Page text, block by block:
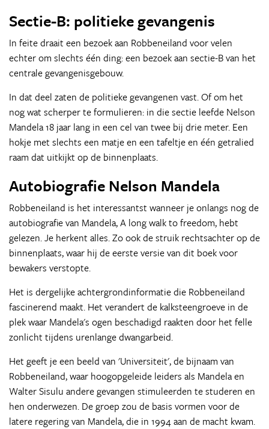
Sectie-B: politieke gevangenis
In feite draait een bezoek aan Robbeneiland voor velen
echter om slechts één ding: een bezoek aan sectie-B van het
centrale gevangenisgebouw.
In dat deel zaten de politieke gevangenen vast. Of om het
nog wat scherper te formulieren: in die sectie leefde Nelson
Mandela 18 jaar lang in een cel van twee bij drie meter. Een
hokje met slechts een matje en een tafeltje en één getralied
raam dat uitkijkt op de binnenplaats.
Autobiografie Nelson Mandela
Robbeneiland is het interessantst wanneer je onlangs nog de
autobiografie van Mandela, A long walk to freedom, hebt
gelezen. Je herkent alles. Zo ook de struik rechtsachter op de
binnenplaats, waar hij de eerste versie van dit boek voor
bewakers verstopte.
Het is dergelijke achtergrondinformatie die Robbeneiland
fascinerend maakt. Het verandert de kalksteengroeve in de
plek waar Mandela's ogen beschadigd raakten door het felle
zonlicht tijdens urenlange dwangarbeid.
Het geeft je een beeld van 'Universiteit', de bijnaam van
Robbeneiland, waar hoogopgeleide leiders als Mandela en
Walter Sisulu andere gevangen stimuleerden te studeren en
hen onderwezen. De groep zou de basis vormen voor de
latere regering van Mandela, die in 1994 aan de macht kwam.